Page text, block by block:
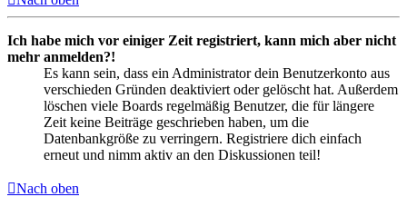
Ich habe mich vor einiger Zeit registriert, kann mich aber nicht
mehr anmelden?!
Es kann sein, dass ein Administrator dein Benutzerkonto aus
verschieden Gründen deaktiviert oder gelöscht hat. Außerdem
löschen viele Boards regelmäßig Benutzer, die für längere
Zeit keine Beiträge geschrieben haben, um die
Datenbankgröße zu verringern. Registriere dich einfach
erneut und nimm aktiv an den Diskussionen teil!
Nach oben